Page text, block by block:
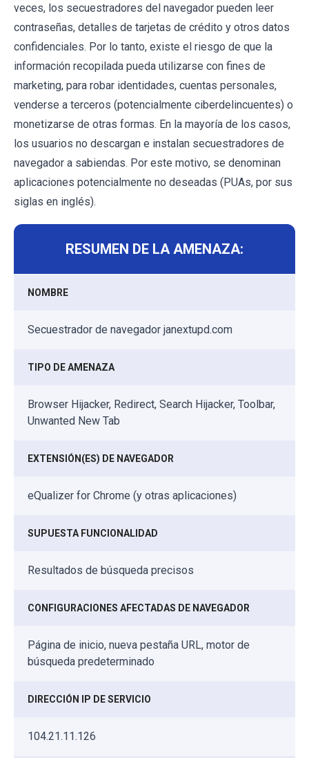
veces, los secuestradores del navegador pueden leer
contraseñas, detalles de tarjetas de crédito y otros datos
confidenciales. Por lo tanto, existe el riesgo de que la
información recopilada pueda utilizarse con fines de
marketing, para robar identidades, cuentas personales,
venderse a terceros (potencialmente ciberdelincuentes) o
monetizarse de otras formas. En la mayoría de los casos,
los usuarios no descargan e instalan secuestradores de
navegador a sabiendas. Por este motivo, se denominan
aplicaciones potencialmente no deseadas (PUAs, por sus
siglas en inglés).
RESUMEN DE LA AMENAZA:
NOMBRE
Secuestrador de navegador janextupd.com
TIPO DE AMENAZA
Browser Hijacker, Redirect, Search Hijacker, Toolbar,
Unwanted New Tab
EXTENSIÓN(ES) DE NAVEGADOR
eQualizer for Chrome (y otras aplicaciones)
SUPUESTA FUNCIONALIDAD
Resultados de búsqueda precisos
CONFIGURACIONES AFECTADAS DE NAVEGADOR
Página de inicio, nueva pestaña URL, motor de
búsqueda predeterminado
DIRECCIÓN IP DE SERVICIO
104.21.11.126